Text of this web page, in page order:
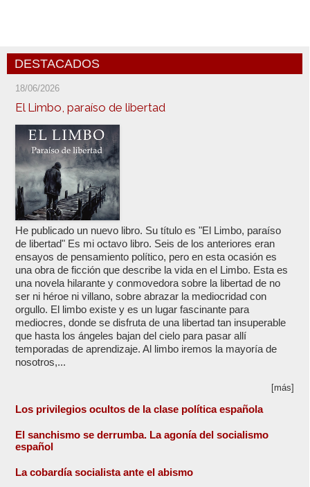
DESTACADOS
18/06/2026
El Limbo, paraíso de libertad
He publicado un nuevo libro. Su título es "El Limbo, paraíso
de libertad" Es mi octavo libro. Seis de los anteriores eran
ensayos de pensamiento político, pero en esta ocasión es
una obra de ficción que describe la vida en el Limbo. Esta es
una novela hilarante y conmovedora sobre la libertad de no
ser ni héroe ni villano, sobre abrazar la mediocridad con
orgullo. El limbo existe y es un lugar fascinante para
mediocres, donde se disfruta de una libertad tan insuperable
que hasta los ángeles bajan del cielo para pasar allí
temporadas de aprendizaje. Al limbo iremos la mayoría de
nosotros,...
[más]
Los privilegios ocultos de la clase política española
El sanchismo se derrumba. La agonía del socialismo
español
La cobardía socialista ante el abismo